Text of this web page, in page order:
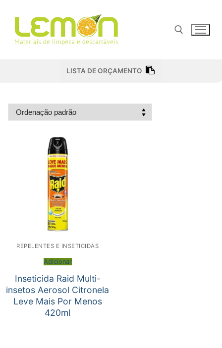
para
conteúdo
Pesquisar por:
LISTA DE ORÇAMENTO
REPELENTES E INSETICIDAS
Adicionar
Inseticida Raid Multi-
insetos Aerosol Citronela
Leve Mais Por Menos
420ml